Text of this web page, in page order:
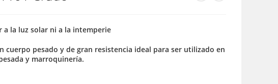
a la luz solar ni a la intemperie
cuerpo pesado y de gran resistencia ideal para ser utilizado en
y marroquinería.